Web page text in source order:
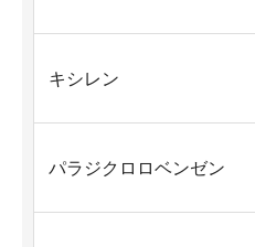
キシレン
パラジクロロベンゼン